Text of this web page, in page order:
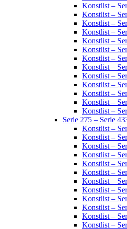
Konstlist –
Konstlist –
Konstlist –
Konstlist –
Konstlist –
Konstlist –
Konstlist –
Konstlist –
Konstlist –
Konstlist –
Konstlist –
Konstlist –
Konstlist –
Serie 275 – Serie
Konstlist –
Konstlist –
Konstlist –
Konstlist –
Konstlist –
Konstlist –
Konstlist –
Konstlist –
Konstlist –
Konstlist –
Konstlist –
Konstlist –